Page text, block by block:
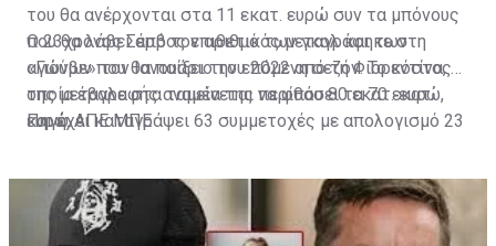
του θα ανέρχονται στα 11 εκατ. ευρώ συν τα μπόνους
που θα λάβει από τον αριθμό των γκολ και των
αγώνων που θα παίξει την επόμενη σεζόν. Το κόστος
της μεταγραφής αναμένεται να φθάσει τα 70 εκατ.
ευρώ.
Ο 23χρονος Σέρβος επιθετικός μεταγράφηκε στη
«Γιούβε» τον Ιανουάριο του 2022 από τη Φιορεντίνα, η
οποία έβαλε στα ταμεία της περίπου 80 εκατ. ευρώ,
και έχει καταγράψει 63 συμμετοχές με απολογισμό 23
Πηγή: ΑΠΕ ΜΠΕ